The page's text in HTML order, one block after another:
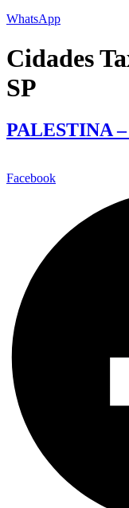
WhatsApp
Cidades
SP
PALESTINA –
Facebook